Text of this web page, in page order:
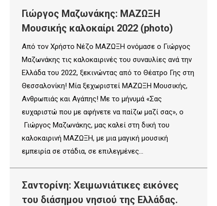
Γιώργος Μαζωνάκης: ΜΑΖΩΞΗ
Μουσικής καλοκαίρι 2022 (photo)
Από τον Χρήστο Νέζο ΜΑΖΩΞΗ ονόμασε ο Γιώργος
Μαζωνάκης τις καλοκαιρινές του συναυλίες ανά την
Ελλάδα του 2022, ξεκινώντας από το Θέατρο Γης στη
Θεσσαλονίκη! Μία ξεχωριστεί ΜΑΖΩΞΗ Μουσικής,
Ανθρωπιάς και Αγάπης! Με το μήνυμά «Σας
ευχαριστώ που με αφήνετε να παίζω μαζί σας», ο
Γιώργος Μαζωνάκης, μας καλεί στη δική του
καλοκαιρινή ΜΑΖΩΞΗ, με μια μαγική μουσική
εμπειρία σε στάδια, σε επιλεγμένες…
Σαντορίνη: Χειμωνιάτικες εικόνες
του διάσημου νησιού της Ελλάδας.